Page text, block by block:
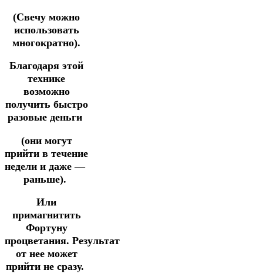
(Свечу можно
использовать
многократно).
Благодаря этой
технике
возможно
получить быстро
разовые деньги
(они могут
прийти в течение
недели и даже —
раньше).
Или
примагнитить
Фортуну
процветания. Результат
от нее может
прийти не сразу.